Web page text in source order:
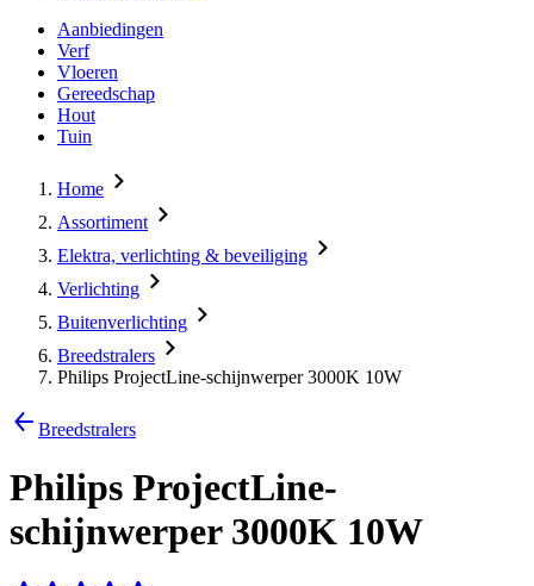
Aanbiedingen
Verf
Vloeren
Gereedschap
Hout
Tuin
Home
Assortiment
Elektra, verlichting & beveiliging
Verlichting
Buitenverlichting
Breedstralers
Philips ProjectLine-schijnwerper 3000K 10W
Breedstralers
Philips ProjectLine-
schijnwerper 3000K 10W